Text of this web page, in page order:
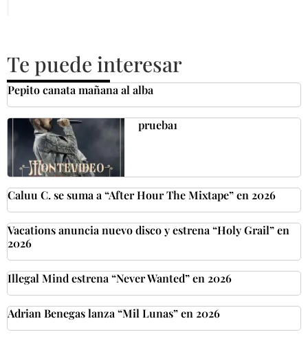
Te puede interesar
Pepito canata mañana al alba
prueba1
Caluu C. se suma a “After Hour The Mixtape” en 2026
Vacations anuncia nuevo disco y estrena “Holy Grail” en
2026
Illegal Mind estrena “Never Wanted” en 2026
Adrian Benegas lanza “Mil Lunas” en 2026